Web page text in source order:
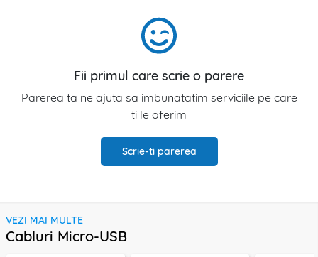
Fii primul care scrie o parere
Parerea ta ne ajuta sa imbunatatim serviciile pe care
ti le oferim
Scrie-ti parerea
VEZI MAI MULTE
Cabluri Micro-USB